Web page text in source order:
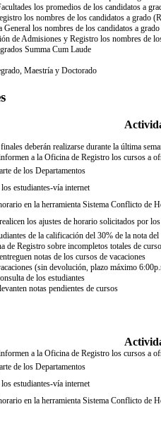
los promedios de los candidatos a
los nombres de los candidatos a grado
General los nombres de los candidatos a
de Admisiones y Registro los nombres de
Summa Cum Laude
Maestría y Doctorado
deberán realizarse durante la última
a la Oficina de Registro los cursos a
de los Departamentos
estudiantes-vía internet
en la herramienta Sistema Conflicto de
los ajustes de horario solicitados por
de la calificación del 30% de la nota
Registro sobre incompletos totales de
notas de los cursos de vacaciones
(sin devolución, plazo máximo
de los estudiantes
notas pendientes de cursos
a la Oficina de Registro los cursos a
de los Departamentos
estudiantes-vía internet
en la herramienta Sistema Conflicto de